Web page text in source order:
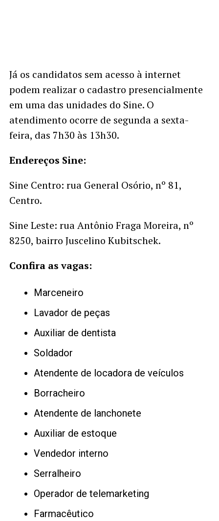
Já os candidatos sem acesso à internet
podem realizar o cadastro presencialmente
em uma das unidades do Sine. O
atendimento ocorre de segunda a sexta-
feira, das 7h30 às 13h30.
Endereços Sine:
Sine Centro: rua General Osório, nº 81,
Centro.
Sine Leste: rua Antônio Fraga Moreira, nº
8250, bairro Juscelino Kubitschek.
Confira as vagas:
Marceneiro
Lavador de peças
Auxiliar de dentista
Soldador
Atendente de locadora de veículos
Borracheiro
Atendente de lanchonete
Auxiliar de estoque
Vendedor interno
Serralheiro
Operador de telemarketing
Farmacêutico